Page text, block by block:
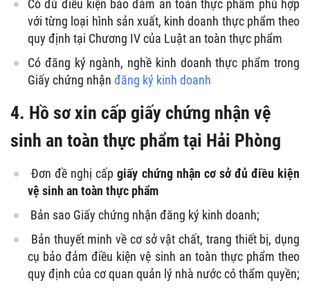
Có đủ điều kiện bảo đảm an toàn thực phẩm phù hợp
với từng loại hình sản xuất, kinh doanh thực phẩm theo
quy định tại Chương IV của Luật an toàn thực phẩm
Có đăng ký ngành, nghề kinh doanh thực phẩm trong
Giấy chứng nhận đăng ký kinh doanh
4. Hồ sơ xin cấp giấy chứng nhận vệ
sinh an toàn thực phẩm tại Hải Phòng
Đơn đề nghị cấpgiấy chứng nhận cơ sở đủ điều kiện
vệ sinh an toàn thực phẩm
Bản sao Giấy chứng nhận đăng ký kinh doanh;
Bản thuyết minh về cơ sở vật chất, trang thiết bị, dụng
cụ bảo đảm điều kiện vệ sinh an toàn thực phẩm theo
quy định của cơ quan quản lý nhà nước có thẩm quyền;